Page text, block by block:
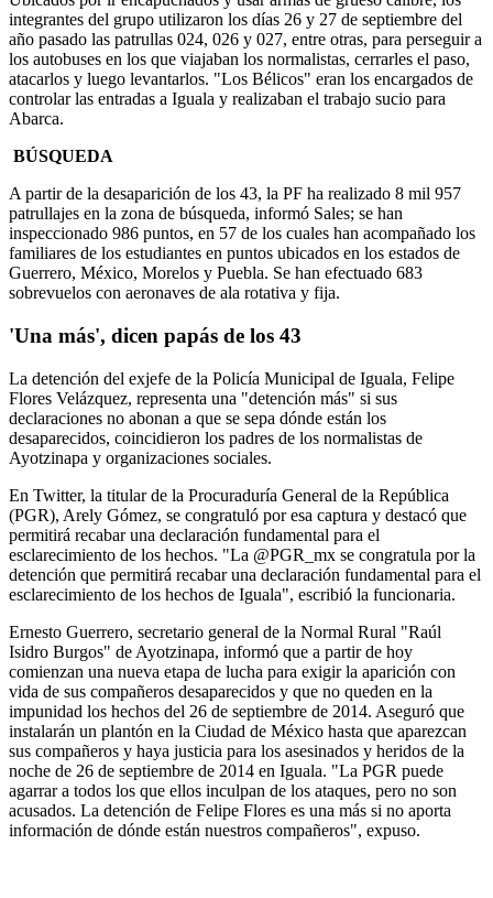
integrantes del grupo utilizaron los días 26 y 27 de septiembre del
año pasado las patrullas 024, 026 y 027, entre otras, para perseguir a
los autobuses en los que viajaban los normalistas, cerrarles el paso,
atacarlos y luego levantarlos. "Los Bélicos" eran los encargados de
controlar las entradas a Iguala y realizaban el trabajo sucio para
Abarca.
BÚSQUEDA
A partir de la desaparición de los 43, la PF ha realizado 8 mil 957
patrullajes en la zona de búsqueda, informó Sales; se han
inspeccionado 986 puntos, en 57 de los cuales han acompañado los
familiares de los estudiantes en puntos ubicados en los estados de
Guerrero, México, Morelos y Puebla. Se han efectuado 683
sobrevuelos con aeronaves de ala rotativa y fija.
'Una más', dicen papás de los 43
La detención del exjefe de la Policía Municipal de Iguala, Felipe
Flores Velázquez, representa una "detención más" si sus
declaraciones no abonan a que se sepa dónde están los
desaparecidos, coincidieron los padres de los normalistas de
Ayotzinapa y organizaciones sociales.
En Twitter, la titular de la Procuraduría General de la República
(PGR), Arely Gómez, se congratuló por esa captura y destacó que
permitirá recabar una declaración fundamental para el
esclarecimiento de los hechos. "La @PGR_mx se congratula por la
detención que permitirá recabar una declaración fundamental para el
esclarecimiento de los hechos de Iguala", escribió la funcionaria.
Ernesto Guerrero, secretario general de la Normal Rural "Raúl
Isidro Burgos" de Ayotzinapa, informó que a partir de hoy
comienzan una nueva etapa de lucha para exigir la aparición con
vida de sus compañeros desaparecidos y que no queden en la
impunidad los hechos del 26 de septiembre de 2014. Aseguró que
instalarán un plantón en la Ciudad de México hasta que aparezcan
sus compañeros y haya justicia para los asesinados y heridos de la
noche de 26 de septiembre de 2014 en Iguala. "La PGR puede
agarrar a todos los que ellos inculpan de los ataques, pero no son
acusados. La detención de Felipe Flores es una más si no aporta
información de dónde están nuestros compañeros", expuso.